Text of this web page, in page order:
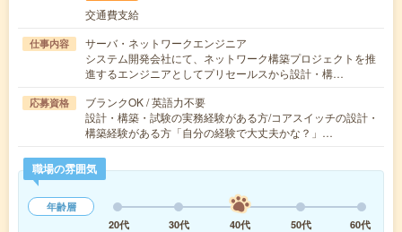
交通費支給
仕事内容
サーバ・ネットワークエンジニア
システム開発会社にて、ネットワーク構築プロジェクトを推
進するエンジニアとしてプリセールスから設計・構…
応募資格
ブランクOK / 英語力不要
設計・構築・試験の実務経験がある方/コアスイッチの設計・
構築経験がある方「自分の経験で大丈夫かな？」…
職場の雰囲気
年齢層
20代
30代 40代 50代 60代